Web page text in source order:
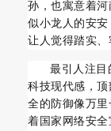
孙，也寓意着
似小龙人的安安
让人觉得踏实、
最引人注目
科技现代感，
全的防御像万
着国家网络安全